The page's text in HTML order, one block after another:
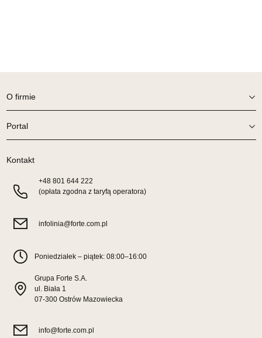
849,00 zł
SALON MEBLOWY TED
Salon meblowy
UL.DWORCOWA 4
Nr tel.
603580345
Adres e-mail:
Pn-Pt: 08:00-18:00, Sb: 08:00-14:00
SALON MEBLOWY PRYM
O firmie
Portal
Kontakt
+48 801 644 222
(opłata zgodna z taryfą operatora)
infolinia@forte.com.pl
Poniedziałek – piątek: 08:00–16:00
Grupa Forte S.A.
ul. Biała 1
07-300 Ostrów Mazowiecka
info@forte.com.pl